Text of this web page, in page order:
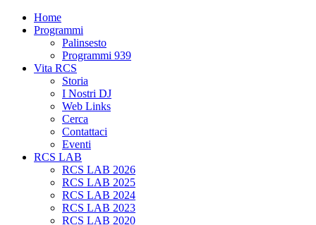
Home
Programmi
Palinsesto
Programmi 939
Vita RCS
Storia
I Nostri DJ
Web Links
Cerca
Contattaci
Eventi
RCS LAB
RCS LAB 2026
RCS LAB 2025
RCS LAB 2024
RCS LAB 2023
RCS LAB 2020